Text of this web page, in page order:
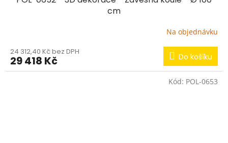
cm
Na objednávku
24 312,40 Kč bez DPH
29 418 Kč Do košíku
Kód: POL-0653